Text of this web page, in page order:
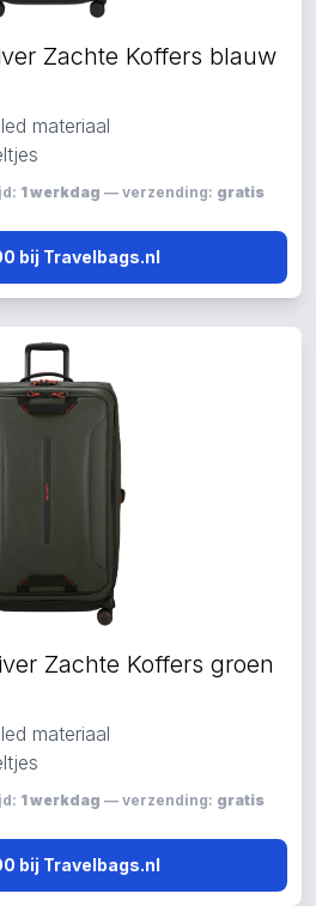
Zachte Koffers blauw
materiaal
1 werkdag — verzending: gratis
bij Travelbags.nl
Zachte Koffers groen
materiaal
1 werkdag — verzending: gratis
bij Travelbags.nl